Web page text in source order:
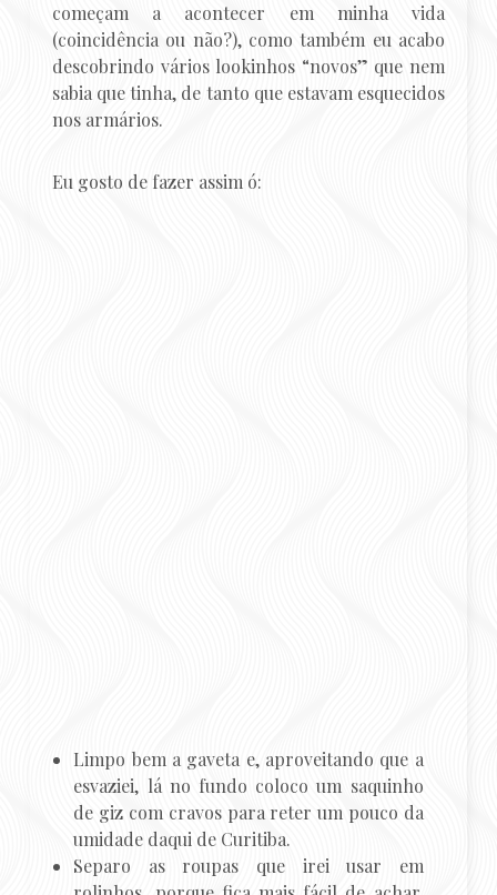
começam a acontecer em minha vida
(coincidência ou não?), como também eu acabo
descobrindo vários lookinhos “novos” que nem
sabia que tinha, de tanto que estavam esquecidos
nos armários.
Eu gosto de fazer assim ó:
Limpo bem a gaveta e, aproveitando que a
esvaziei, lá no fundo coloco um saquinho
de giz com cravos para reter um pouco da
umidade daqui de Curitiba.
Separo as roupas que irei usar em